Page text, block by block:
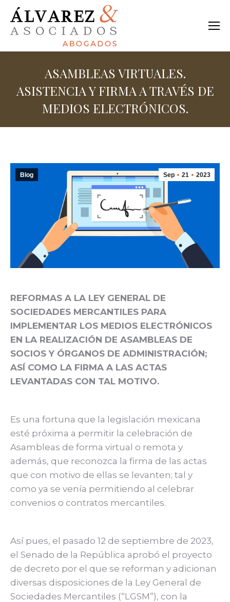
ASAMBLEAS VIRTUALES.
ASISTENCIA Y FIRMA A TRAVÉS DE
MEDIOS ELECTRÓNICOS.
Sep 21 2023
Blog
REFORMAS A LA LEY GENERAL DE
SOCIEDADES MERCANTILES PARA
IMPLEMENTAR LOS MEDIOS ELECTRÓNICOS
EN LA REALIZACIÓN DE ASAMBLEAS DE
SOCIOS Y ÓRGANOS DE ADMINISTRACIÓN;
ASÍ COMO LA FIRMA A LAS ACTAS
LEVANTADAS CON TAL MOTIVO.
Es una fortuna que la legislación mexicana
esté próxima a permitir la celebración de
Asambleas de forma virtual o remota y
además, que reconozca la firma de las actas
que con motivo de ellas se levanten; tal y
como ya se venía permitiendo al celebrar
convenios o contratos mercantiles.
Así pues, el pasado 12 de septiembre de 2023,
el Senado de la República aprobó el proyecto
de decreto por el que se reforman y adicionan
diversas disposiciones de la Ley General de
Sociedades Mercantiles (“LGSM”), con la